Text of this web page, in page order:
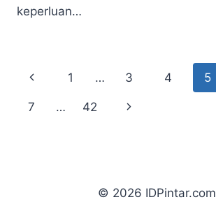
keperluan…
Page
navigation
Previous
Page
1 … 3 4 5
7 … 42
Next
© 2026 IDPintar.com